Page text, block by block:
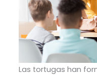
Las tortugas han